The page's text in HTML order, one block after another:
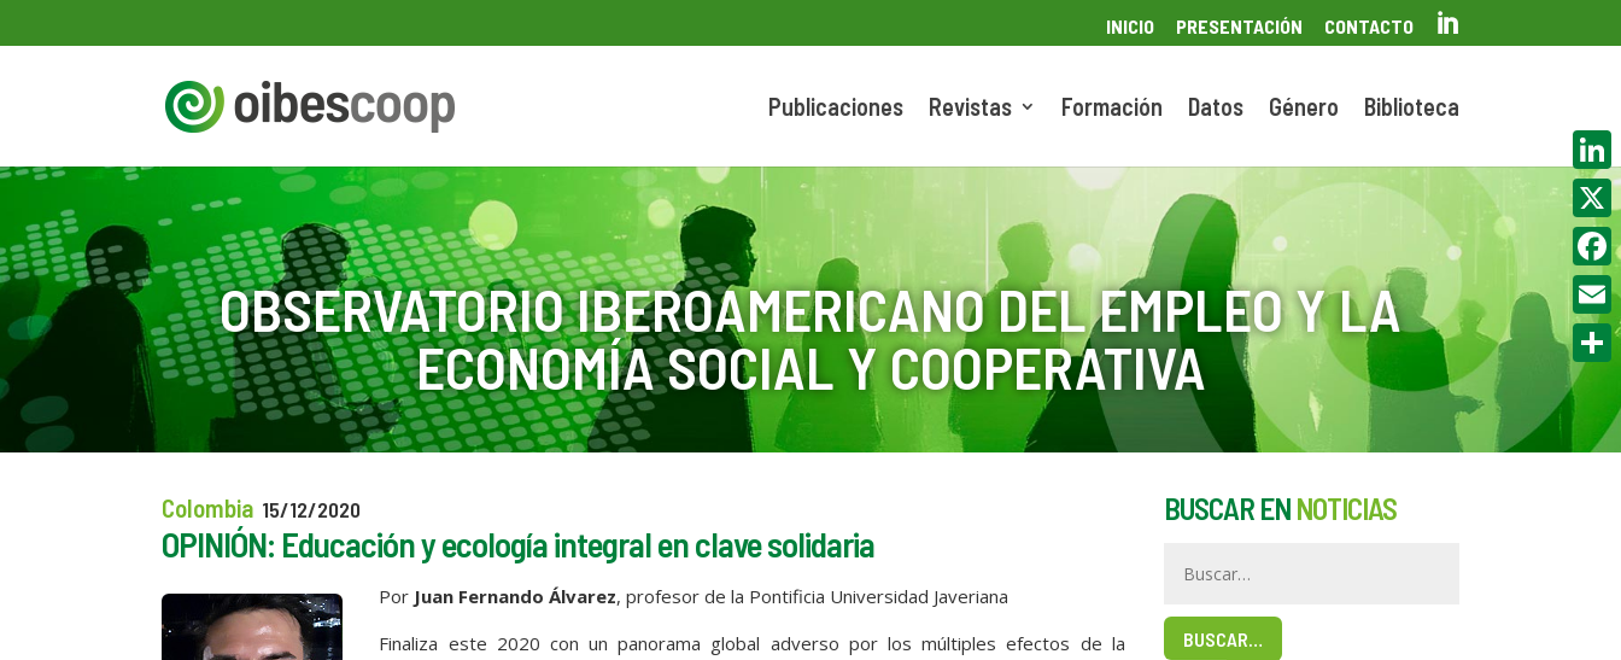
INICIO PRESENTACIÓN CONTACTO 
Publicaciones Revistas Formación Datos Género Biblioteca
OBSERVATORIO IBEROAMERICANO DEL EMPLEO Y LA
ECONOMÍA SOCIAL Y COOPERATIVA
Colombia 15/12/2020
OPINIÓN: Educación y ecología integral en clave solidaria
Por Juan Fernando Álvarez,profesor de la Pontificia Universidad Javeriana
Finaliza este 2020 con un panorama global adverso por los múltiples efectos de la
BUSCAR EN NOTICIAS
BUSCAR…
X
Email